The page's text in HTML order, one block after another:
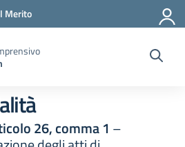
Merito
26, comma 1 –